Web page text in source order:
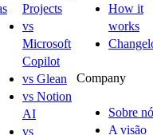
Projects
vs
Microsoft
Copilot
vs Glean
vs Notion
AI
vs
How it
works
Company
Sobre
A visão